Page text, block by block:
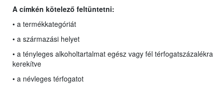
A címkén kötelező feltüntetni:
• a termékkategóriát
• a származási helyet
• a tényleges alkoholtartalmat egész vagy fél térfogatszázalékra
kerekítve
• a névleges térfogatot